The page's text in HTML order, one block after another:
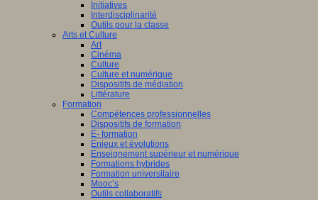
Initiatives
Interdisciplinarité
Outils pour la classe
Arts et Culture
Art
Cinéma
Culture
Culture et numérique
Dispositifs de médiation
Littérature
Formation
Compétences professionnelles
Dispositifs de formation
E- formation
Enjeux et évolutions
Enseignement supérieur et numérique
Formations hybrides
Formation universitaire
Mooc’s
Outils collaboratifs